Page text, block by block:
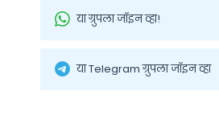
या ग्रुपला जॉइन व्हा!
या Telegram ग्रुपला जॉइन व्हा